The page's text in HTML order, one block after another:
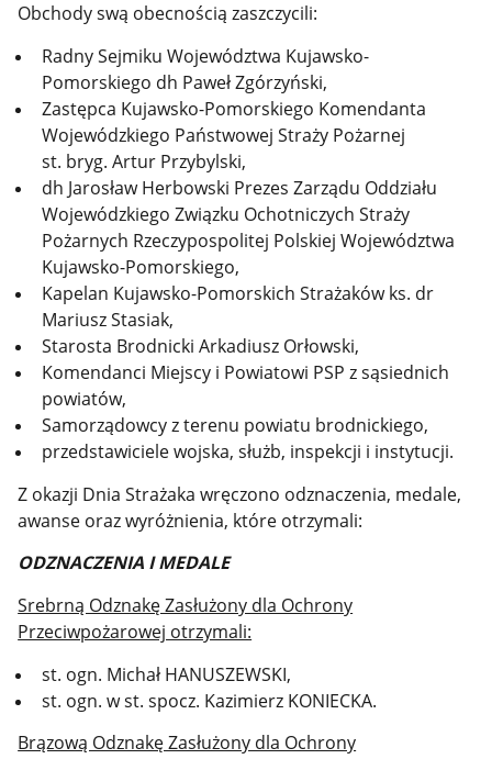
Obchody swą obecnością zaszczycili:
Radny Sejmiku Województwa Kujawsko-
Pomorskiego dh Paweł Zgórzyński,
Zastępca Kujawsko-Pomorskiego Komendanta
Wojewódzkiego Państwowej Straży Pożarnej
st. bryg. Artur Przybylski,
dh Jarosław Herbowski Prezes Zarządu Oddziału
Wojewódzkiego Związku Ochotniczych Straży
Pożarnych Rzeczypospolitej Polskiej Województwa
Kujawsko-Pomorskiego,
Kapelan Kujawsko-Pomorskich Strażaków ks. dr
Mariusz Stasiak,
Starosta Brodnicki Arkadiusz Orłowski,
Komendanci Miejscy i Powiatowi PSP z sąsiednich
powiatów,
Samorządowcy z terenu powiatu brodnickiego,
przedstawiciele wojska, służb, inspekcji i instytucji.
Z okazji Dnia Strażaka wręczono odznaczenia, medale,
awanse oraz wyróżnienia, które otrzymali:
ODZNACZENIA I MEDALE
Srebrną Odznakę Zasłużony dla Ochrony
Przeciwpożarowej otrzymali:
st. ogn. Michał HANUSZEWSKI,
st. ogn. w st. spocz. Kazimierz KONIECKA.
Brązową Odznakę Zasłużony dla Ochrony